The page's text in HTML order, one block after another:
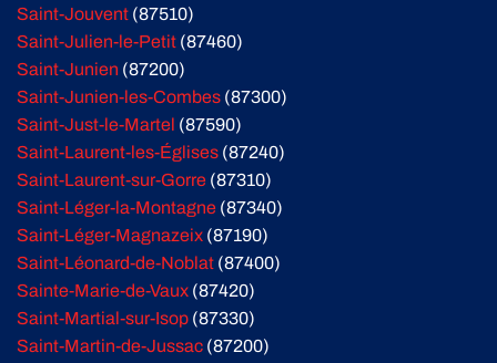
Saint-Jouvent (87510)
Saint-Julien-le-Petit (87460)
Saint-Junien (87200)
Saint-Junien-les-Combes (87300)
Saint-Just-le-Martel (87590)
Saint-Laurent-les-Églises (87240)
Saint-Laurent-sur-Gorre (87310)
Saint-Léger-la-Montagne (87340)
Saint-Léger-Magnazeix (87190)
Saint-Léonard-de-Noblat (87400)
Sainte-Marie-de-Vaux (87420)
Saint-Martial-sur-Isop (87330)
Saint-Martin-de-Jussac (87200)